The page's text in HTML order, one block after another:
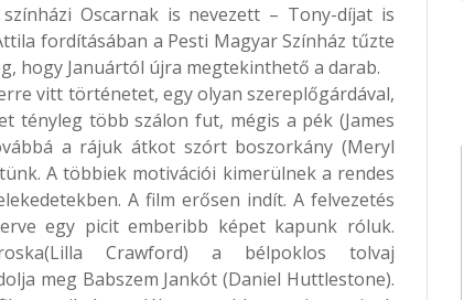
Oscarnak is nevezett – Tony-díjat is
fordításában a Pesti Magyar Színház tűzte
hogy Januártól újra megtekinthető a darab.
vitt történetet, egy olyan szereplőgárdával,
tényleg több szálon fut, mégis a pék (James
a rájuk átkot szórt boszorkány (Meryl
A többiek motivációi kimerülnek a rendes
A film erősen indít. A felvezetés
egy picit emberibb képet kapunk róluk.
Crawford) a bélpoklos tolvaj
meg Babszem Jankót (Daniel Huttlestone).